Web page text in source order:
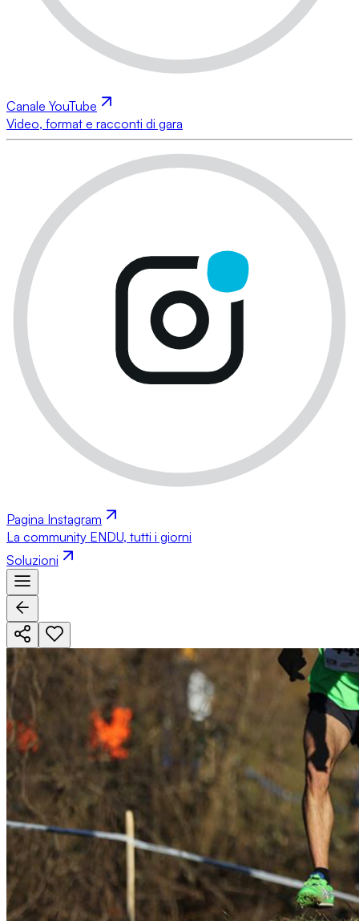
Canale YouTube
Video, format e racconti di gara
Pagina Instagram
La community ENDU, tutti i giorni
Soluzioni